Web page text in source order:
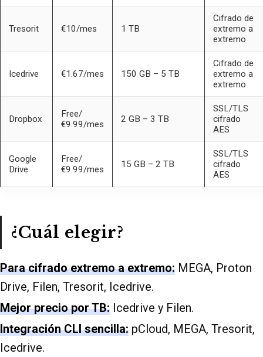
Tresorit €10/mes 1 TB
Cifrado de
extremo a
extremo
Icedrive €1.67/mes 150 GB – 5 TB
Cifrado de
extremo a
extremo
Dropbox
Free/
€9.99/mes
2 GB – 3 TB
SSL/TLS
cifrado
AES
Google
Drive
Free/
€9.99/mes
15 GB – 2 TB
SSL/TLS
cifrado
AES
¿Cuál elegir?
Para cifrado extremo a extremo: MEGA, Proton
Drive, Filen, Tresorit, Icedrive.
Mejor precio por TB: Icedrive y Filen.
Integración CLI sencilla: pCloud, MEGA, Tresorit,
Icedrive.